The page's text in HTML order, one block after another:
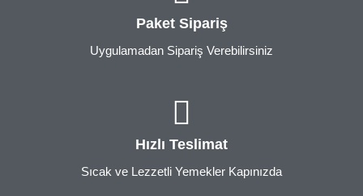
Paket Sipariş
Uygulamadan Sipariş Verebilirsiniz
Hızlı Teslimat
Sıcak ve Lezzetli Yemekler Kapınızda